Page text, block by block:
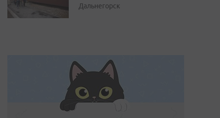
Дальнегорск